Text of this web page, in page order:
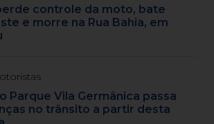
controle da moto, bate
e morre na Rua Bahia, em
Parque Vila Germânica passa
no trânsito a partir desta